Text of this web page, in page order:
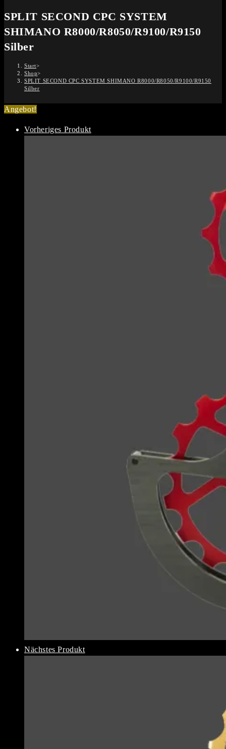
SYSTEM
R8000/R8050/R9100/R9150
Silber
Menge
SPLIT SECOND CPC SYSTEM
SHIMANO R8000/R8050/R9100/R9150
Silber
Start>
Shop>
SPLIT SECOND CPC SYSTEM SHIMANO R8000/R8050/R9100/R9150
Silber
Angebot!
Vorheriges Produkt
Nächstes Produkt